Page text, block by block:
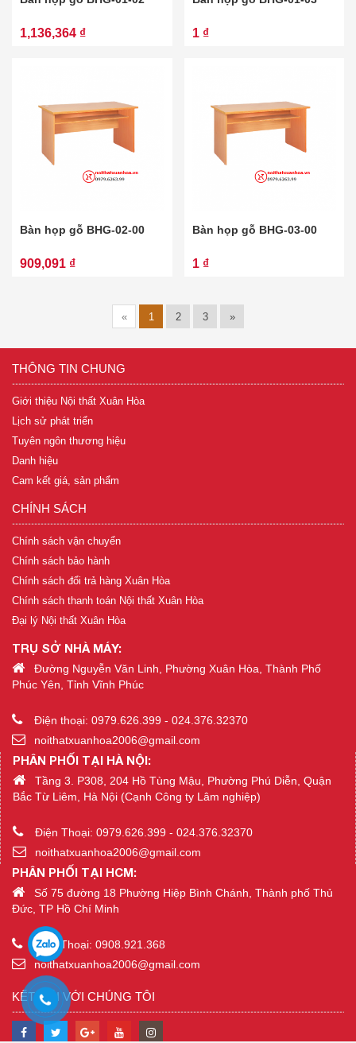
1,136,364 ₫ 1 ₫
Bàn họp gỗ BHG-02-00
909,091 ₫
Bàn họp gỗ BHG-03-00
1 ₫
« 1 2 3 »
THÔNG TIN CHUNG
Giới thiệu Nội thất Xuân Hòa
Lịch sử phát triển
Tuyên ngôn thương hiệu
Danh hiệu
Cam kết giá, sản phẩm
CHÍNH SÁCH
Chính sách vận chuyển
Chính sách bảo hành
Chính sách đổi trả hàng Xuân Hòa
Chính sách thanh toán Nội thất Xuân Hòa
Đại lý Nội thất Xuân Hòa
TRỤ SỞ NHÀ MÁY:
Đường Nguyễn Văn Linh, Phường Xuân Hòa, Thành Phố
Phúc Yên, Tỉnh Vĩnh Phúc
Điện thoại: 0979.626.399 - 024.376.32370
noithatxuanhoa2006@gmail.com
PHÂN PHỐI TẠI HÀ NỘI:
Tầng 3. P308, 204 Hồ Tùng Mậu, Phường Phú Diễn, Quận
Bắc Từ Liêm, Hà Nội (Cạnh Công ty Lâm nghiệp)
Điện Thoại: 0979.626.399 - 024.376.32370
noithatxuanhoa2006@gmail.com
PHÂN PHỐI TẠI HCM:
Số 75 đường 18 Phường Hiệp Bình Chánh, Thành phố Thủ
Đức, TP Hồ Chí Minh
Điện Thoại: 0908.921.368
noithatxuanhoa2006@gmail.com
KẾT NỐI VỚI CHÚNG TÔI